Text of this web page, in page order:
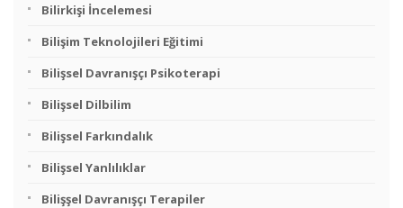
Bilirkişi İncelemesi
Bilişim Teknolojileri Eğitimi
Bilişsel Davranışçı Psikoterapi
Bilişsel Dilbilim
Bilişsel Farkındalık
Bilişsel Yanlılıklar
Bilişşel Davranışçı Terapiler